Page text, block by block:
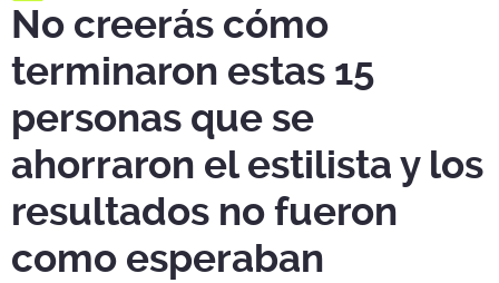
No creerás cómo
terminaron estas 15
personas que se
ahorraron el estilista y los
resultados no fueron
como esperaban